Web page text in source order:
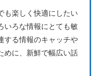
も楽しく快適にしたい
いろな情報にとても敏
する情報のキャッチや
めに、新鮮で幅広い話